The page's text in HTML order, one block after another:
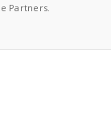
Partners.